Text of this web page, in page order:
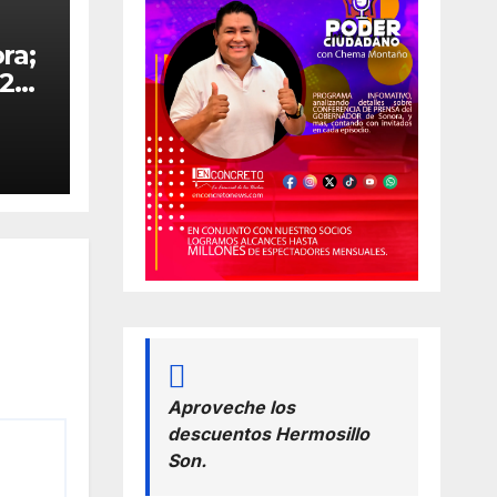
Aproveche los
descuentos Hermosillo
Son.